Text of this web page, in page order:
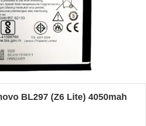
BL297 (Z6 Lite) 4050mah